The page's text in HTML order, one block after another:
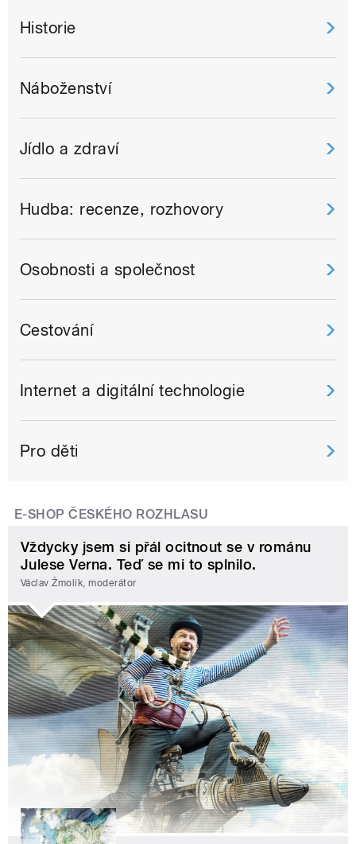
Historie
Náboženství
Jídlo a zdraví
Hudba: recenze, rozhovory
Osobnosti a společnost
Cestování
Internet a digitální technologie
Pro děti
E-SHOP ČESKÉHO ROZHLASU
Vždycky jsem si přál ocitnout se v románu
Julese Verna. Teď se mi to splnilo.
Václav Žmolík, moderátor